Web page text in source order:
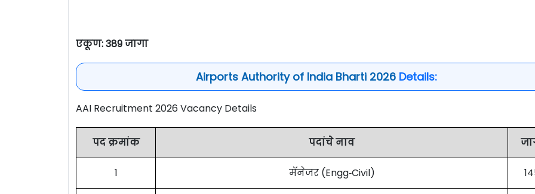
एकूण: 389 जागा
Airports Authority of India Bharti 2026Details:
AAI Recruitment 2026 Vacancy Details
पद क्रमांक पदांचे नाव
1 मॅनेजर (Engg‐Civil)